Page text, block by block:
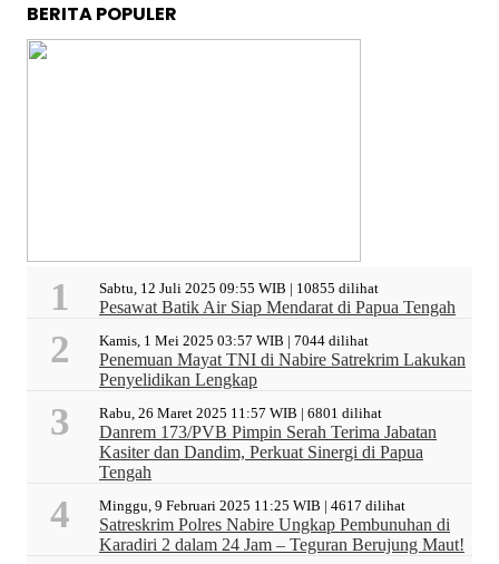
BERITA POPULER
Sabtu, 12 Juli 2025 09:55 WIB | 10855 dilihat
Pesawat Batik Air Siap Mendarat di Papua Tengah
Kamis, 1 Mei 2025 03:57 WIB | 7044 dilihat
Penemuan Mayat TNI di Nabire Satrekrim Lakukan
Penyelidikan Lengkap
Rabu, 26 Maret 2025 11:57 WIB | 6801 dilihat
Danrem 173/PVB Pimpin Serah Terima Jabatan
Kasiter dan Dandim, Perkuat Sinergi di Papua
Tengah
Minggu, 9 Februari 2025 11:25 WIB | 4617 dilihat
Satreskrim Polres Nabire Ungkap Pembunuhan di
Karadiri 2 dalam 24 Jam – Teguran Berujung Maut!